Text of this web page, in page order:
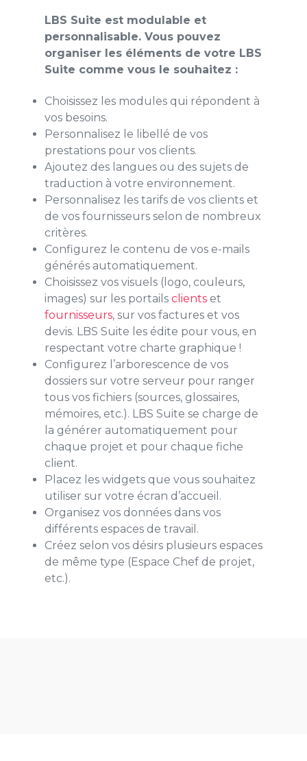
LBS Suite est modulable et
personnalisable. Vous pouvez
organiser les éléments de votre LBS
Suite comme vous le souhaitez :
Choisissez les modules qui répondent à
vos besoins.
Personnalisez le libellé de vos
prestations pour vos clients.
Ajoutez des langues ou des sujets de
traduction à votre environnement.
Personnalisez les tarifs de vos clients et
de vos fournisseurs selon de nombreux
critères.
Configurez le contenu de vos e-mails
générés automatiquement.
Choisissez vos visuels (logo, couleurs,
images) sur les portails clients et
fournisseurs, sur vos factures et vos
devis. LBS Suite les édite pour vous, en
respectant votre charte graphique !
Configurez l’arborescence de vos
dossiers sur votre serveur pour ranger
tous vos fichiers (sources, glossaires,
mémoires, etc.). LBS Suite se charge de
la générer automatiquement pour
chaque projet et pour chaque fiche
client.
Placez les widgets que vous souhaitez
utiliser sur votre écran d’accueil.
Organisez vos données dans vos
différents espaces de travail.
Créez selon vos désirs plusieurs espaces
de même type (Espace Chef de projet,
etc.).